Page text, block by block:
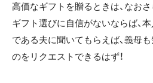
高価なギフトを贈るときは、なお
ギフト選びに自信がないならば、
である夫に聞いてもらえば、義母
のをリクエストできるはず！